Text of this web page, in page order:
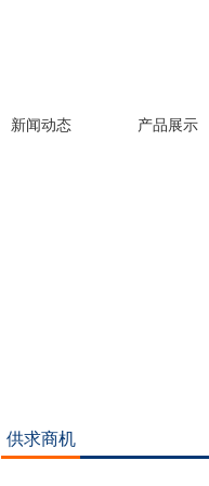
新闻动态 产品展示
供求商机